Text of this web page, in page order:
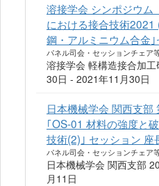
溶接学会 シンポジウム
における接合技術
鋼・アルミニウム合金
パネル司会・セッションチェア
溶接学会 軽構造接合加
30日 - 2021年11月30日
日本機械学会 関西支
｢OS-01 材料の強度と
技術(2)｣ セッション 座
パネル司会・セッションチェア
日本機械学会 関西支部
月11日